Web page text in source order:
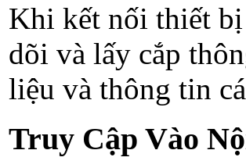
Khi kết nối thiết bị
dõi và lấy cắp
liệu và thông tin
Truy Cập Vào